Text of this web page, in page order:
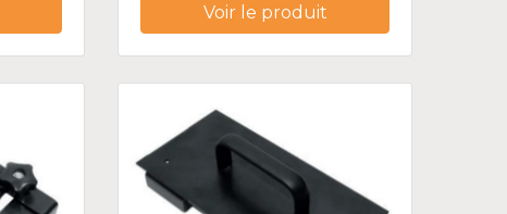
Voir le produit